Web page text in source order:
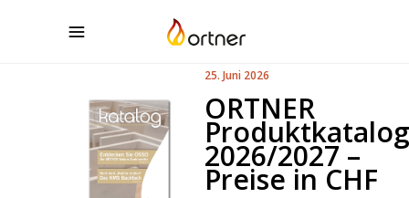
25. Juni 2026
ORTNER
Produktkatalog
2026/2027 –
Preise in CHF